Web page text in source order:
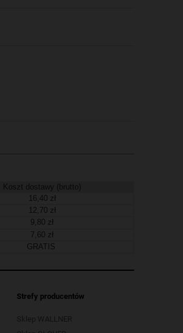
Koszt dostawy (brutto)
16,40 zł
12,70 zł
9,80 zł
7,60 zł
GRATIS
Strefy producentów
Sklep WALLNER